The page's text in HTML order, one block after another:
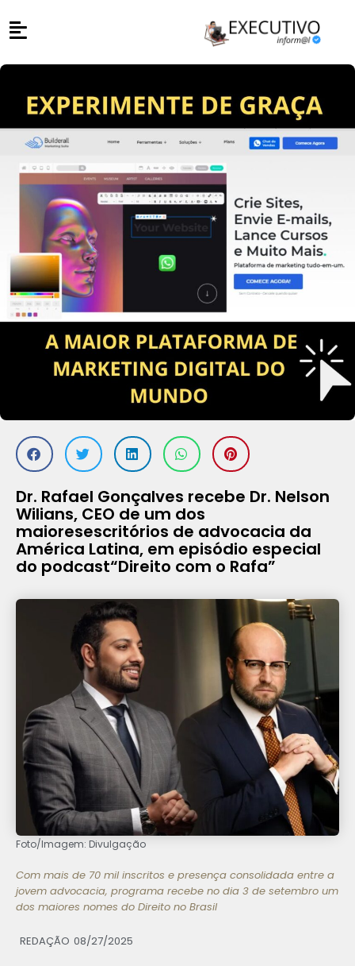
Dr. Rafael Gonçalves recebe Dr. Nelson
Wilians, CEO de um dos
maioresescritórios de advocacia da
América Latina, em episódio especial
do podcast“Direito com o Rafa”
Foto/Imagem: Divulgação
Com mais de 70 mil inscritos e presença consolidada entre a
jovem advocacia, programa recebe no dia 3 de setembro um
dos maiores nomes do Direito no Brasil
REDAÇÃO 08/27/2025